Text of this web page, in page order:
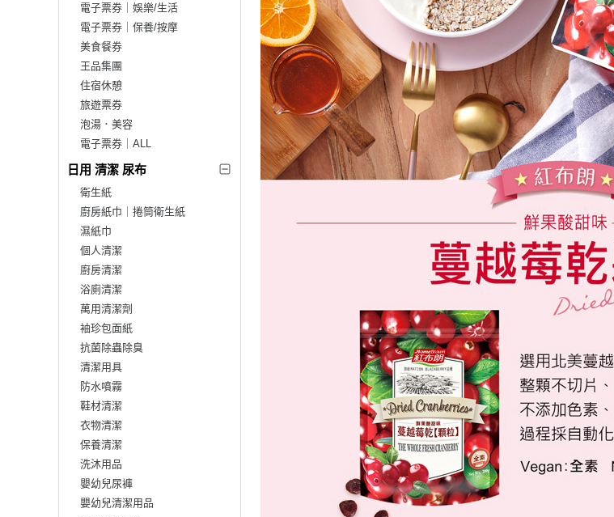
電子票券｜娛樂/生活
電子票券｜保養/按摩
美食餐券
王品集團
住宿休憩
旅遊票券
泡湯．美容
電子票券｜ALL
日用 清潔 尿布
衛生紙
廚房紙巾｜捲筒衛生紙
濕紙巾
個人清潔
廚房清潔
浴廁清潔
萬用清潔劑
袖珍包面紙
抗菌除蟲除臭
清潔用具
防水噴霧
鞋材清潔
衣物清潔
保養清潔
洗沐用品
嬰幼兒尿褲
嬰幼兒清潔用品